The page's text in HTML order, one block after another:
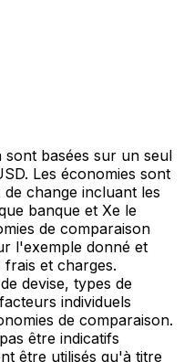
sont basées sur un seul
Les économies sont
change incluant les
banque et Xe le
de comparaison
l'exemple donné et
et charges.
devise, types de
individuels
de comparaison.
être indicatifs
être utilisés qu'à titre